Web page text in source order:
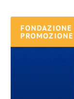
FONDAZIONE